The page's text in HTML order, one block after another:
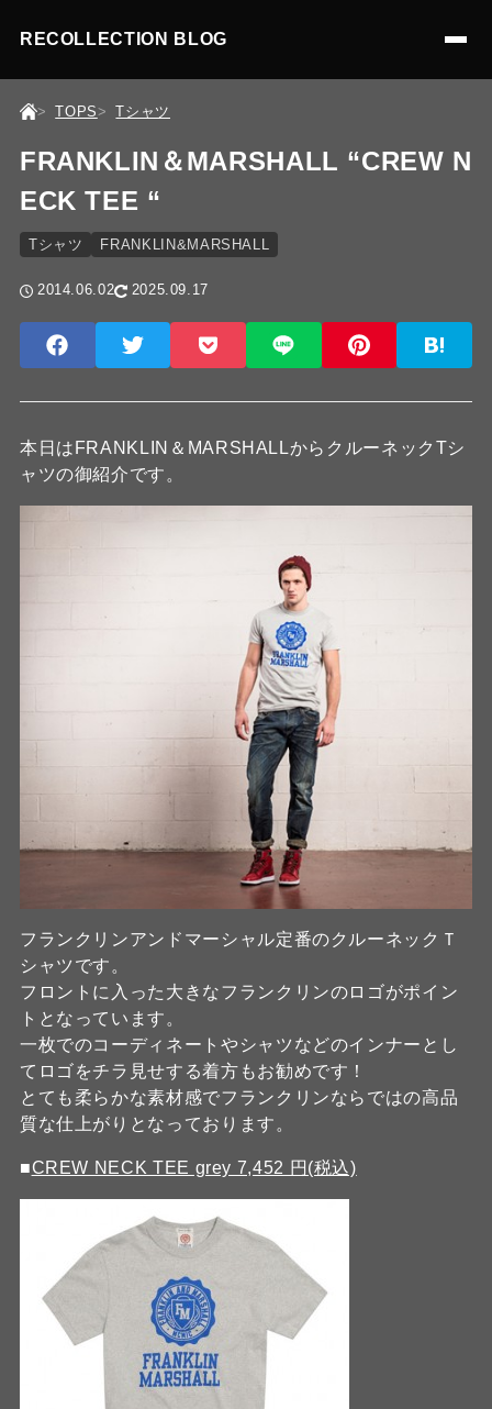
RECOLLECTION BLOG
TOPS Tシャツ
FRANKLIN＆MARSHALL “CREW N
ECK TEE “
Tシャツ FRANKLIN&MARSHALL
2014.06.02 2025.09.17
本日はFRANKLIN＆MARSHALLからクルーネックTシ
ャツの御紹介です。
フランクリンアンドマーシャル定番のクルーネックＴ
シャツです。
フロントに入った大きなフランクリンのロゴがポイン
トとなっています。
一枚でのコーディネートやシャツなどのインナーとし
てロゴをチラ見せする着方もお勧めです！
とても柔らかな素材感でフランクリンならではの高品
質な仕上がりとなっております。
■CREW NECK TEE grey 7,452 円(税込)